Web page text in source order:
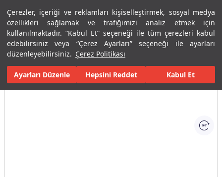
Çerezler, içeriği ve reklamları kişiselleştirmek, sosyal medya
özellikleri sağlamak ve trafiğimizi analiz etmek için
kullanılmaktadır. “Kabul Et” seçeneği ile tüm çerezleri kabul
edebilirsiniz veya “Çerez Ayarları” seçeneği ile ayarları
düzenleyebilirsiniz. Çerez Politikası
Ayarları Düzenle Hepsini Reddet Kabul Et
Menü Menü
Ana Sayfa Karolar Konut İçi Alanlar Mutfak Seramikleri
Tüm Görseller(1)